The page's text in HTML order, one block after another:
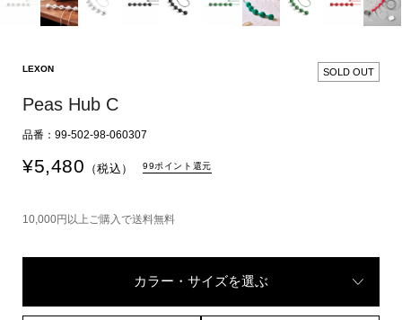
LEXON SOLD OUT
Peas Hub C
品番：99-502-98-060307
¥5,480 （税込） 99ポイント還元
10,000円以上ご購入で送料無料
カラー・サイズを選ぶ